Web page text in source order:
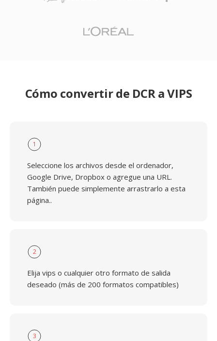
Cómo convertir de DCR a VIPS
1
Seleccione los archivos desde el ordenador,
Google Drive, Dropbox o agregue una URL.
También puede simplemente arrastrarlo a esta
página..
2
Elija vips o cualquier otro formato de salida
deseado (más de 200 formatos compatibles)
3